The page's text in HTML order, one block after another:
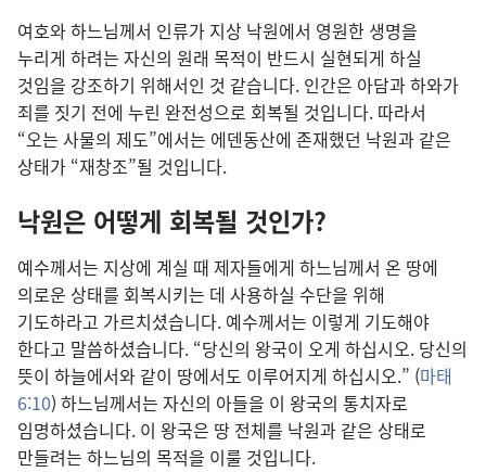
여호와 하느님께서 인류가 지상 낙원에서 영원한 생명을
누리게 하려는 자신의 원래 목적이 반드시 실현되게 하실
것임을 강조하기 위해서인 것 같습니다. 인간은 아담과 하와가
죄를 짓기 전에 누린 완전성으로 회복될 것입니다. 따라서
“오는 사물의 제도”에서는 에덴동산에 존재했던 낙원과 같은
상태가 “재창조”될 것입니다.
낙원은 어떻게 회복될 것인가?
예수께서는 지상에 계실 때 제자들에게 하느님께서 온 땅에
의로운 상태를 회복시키는 데 사용하실 수단을 위해
기도하라고 가르치셨습니다. 예수께서는 이렇게 기도해야
한다고 말씀하셨습니다. “당신의 왕국이 오게 하십시오. 당신의
뜻이 하늘에서와 같이 땅에서도 이루어지게 하십시오.” (마태
6:10) 하느님께서는 자신의 아들을 이 왕국의 통치자로
임명하셨습니다. 이 왕국은 땅 전체를 낙원과 같은 상태로
만들려는 하느님의 목적을 이룰 것입니다.